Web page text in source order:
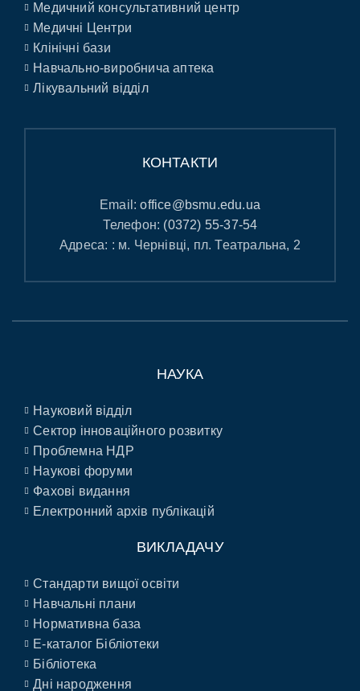
Медичний консультативний центр
Медичні Центри
Клінічні бази
Навчально-виробнича аптека
Лікувальний відділ
КОНТАКТИ
Email:office@bsmu.edu.ua
Телефон: (0372) 55-37-54
Адреса: : м. Чернівці, пл. Театральна, 2
НАУКА
Науковий відділ
Сектор інноваційного розвитку
Проблемна НДР
Наукові форуми
Фахові видання
Електронний архів публікацій
ВИКЛАДАЧУ
Стандарти вищої освіти
Навчальні плани
Нормативна база
E-каталог Бібліотеки
Бібліотека
Дні народження